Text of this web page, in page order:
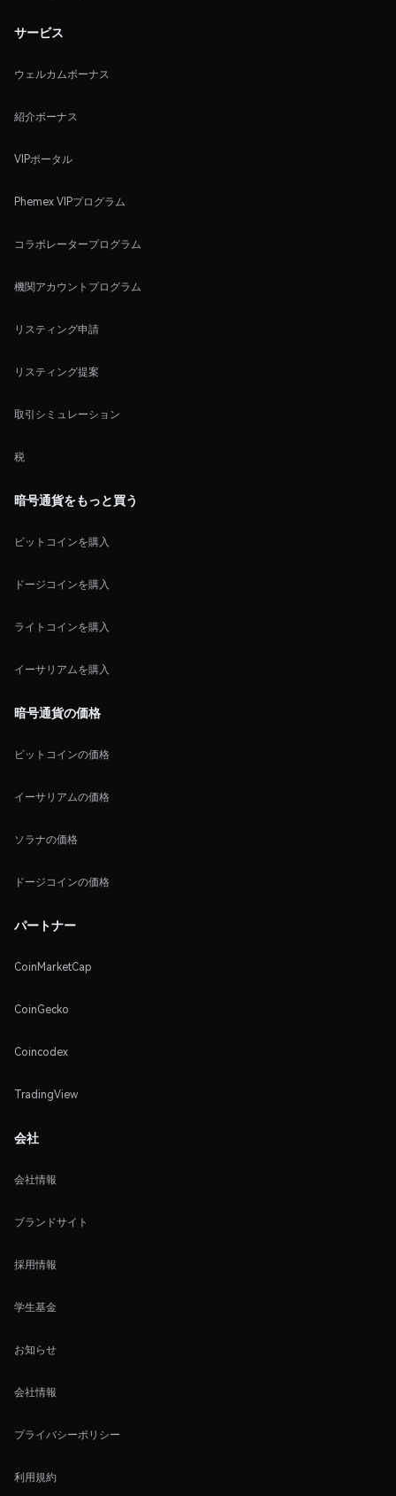
サービス
ウェルカムボーナス
紹介ボーナス
VIPポータル
Phemex VIPプログラム
コラボレータープログラム
機関アカウントプログラム
リスティング申請
リスティング提案
取引シミュレーション
税
暗号通貨をもっと買う
ビットコインを購入
ドージコインを購入
ライトコインを購入
イーサリアムを購入
暗号通貨の価格
ビットコインの価格
イーサリアムの価格
ソラナの価格
ドージコインの価格
パートナー
CoinMarketCap
CoinGecko
Coincodex
TradingView
会社
会社情報
ブランドサイト
採用情報
学生基金
お知らせ
会社情報
プライバシーポリシー
利用規約